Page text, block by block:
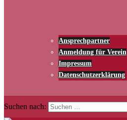
Ansprechpartner
Anmeldung für Verein
Impressum
Datenschutzerklärung
Suchen nach: